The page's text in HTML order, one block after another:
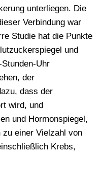
unterliegen. Die
Verbindung war
Studie hat die Punkte
und
Uhr
der
dass der
wird, und
und Hormonspiegel,
einer Vielzahl von
Krebs,